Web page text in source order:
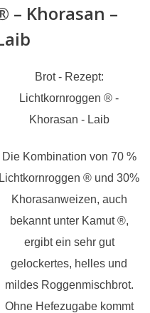
– Khorasan –
Brot - Rezept:
Lichtkornroggen ® -
Khorasan - Laib
Die Kombination von 70 %
Lichtkornroggen ® und 30%
Khorasanweizen, auch
bekannt unter Kamut ®,
ergibt ein sehr gut
gelockertes, helles und
mildes Roggenmischbrot.
Ohne Hefezugabe kommt